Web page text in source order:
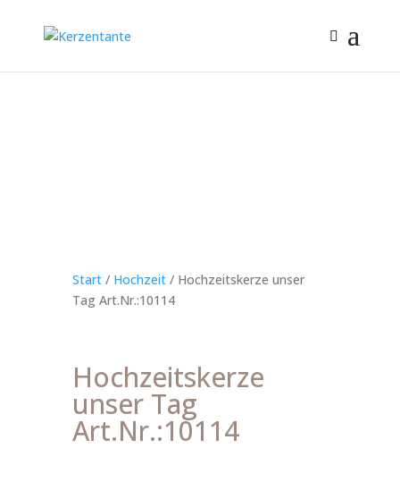
Start/ Hochzeit/ Hochzeitskerze unser
Tag Art.Nr.:10114
Hochzeitskerze
unser Tag
Art.Nr.:10114